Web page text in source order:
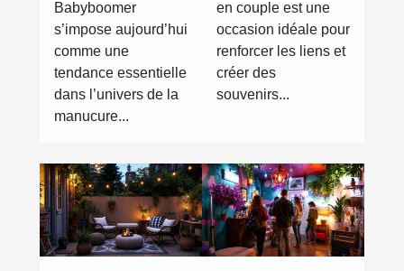
tendances
manucures ?
Babyboomer
s’impose aujourd’hui
comme une
tendance essentielle
dans l’univers de la
manucure...
en couple est une
occasion idéale pour
renforcer les liens et
créer des
souvenirs...